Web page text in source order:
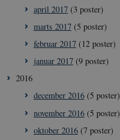
april 2017(3 poster)
marts 2017(5 poster)
februar 2017(12 poster)
januar 2017(9 poster)
2016
december 2016(5 poster)
november 2016(5 poster)
oktober 2016(7 poster)